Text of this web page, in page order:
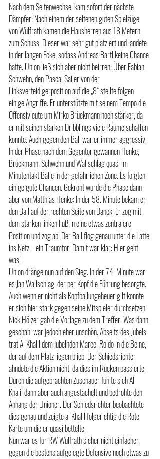
Nach dem Seitenwechsel kam sofort der nächste
Dämpfer: Nach einem der seltenen guten Spielzüge
von Wülfrath kamen die Hausherren aus 18 Metern
zum Schuss. Dieser war sehr gut platziert und landete
in der langen Ecke, sodass Andreas Bartl keine Chance
hatte. Union ließ sich aber nicht beirren: Über Fabian
Schwehn, den Pascal Sailer von der
Linksverteidigerposition auf die „8“ stellte folgen
einige Angriffe. Er unterstützte mit seinem Tempo die
Offensivleute um Mirko Brückmann noch stärker, da
er mit seinen starken Dribblings viele Räume schaffen
konnte. Auch gegen den Ball war er immer aggressiv.
In der Phase nach dem Gegentor gewannen Henke,
Brückmann, Schwehn und Wallschlag quasi im
Minutentakt Bälle in der gefährlichen Zone. Es folgten
einige gute Chancen. Gekrönt wurde die Phase dann
aber von Matthias Henke: In der 58. Minute bekam er
den Ball auf der rechten Seite von Danek. Er zog mit
dem starken linken Fuß in eine etwas zentralere
Position und zog ab! Der Ball flog genau unter die Latte
ins Netz – ein Traumtor! Damit war klar: Hier geht
was!
Union dränge nun auf den Sieg. In der 74. Minute war
es Jan Wallschlag, der per Kopf die Führung besorgte.
Auch wenn er nicht als Kopfballungeheuer gilt konnte
er sich hier stark gegen seine Mitspieler durchsetzen.
Nick Hölzer gab die Vorlage zu dem Treffer. Was dann
geschah, war jedoch eher unschön. Abseits des Jubels
trat Al Khalil dem jubelnden Marcel Roldo in die Beine,
der auf dem Platz liegen blieb. Der Schiedsrichter
ahndete die Aktion nicht, da dies im Rücken passierte.
Durch die aufgebrachten Zuschauer fühlte sich Al
Khalil dann aber auch angestachelt und bedrohte den
Anhang der Unioner. Der Schiedsrichter beobachtete
dies genau und zeigte al Khalil folgerichtig die Rote
Karte um die er quasi bettelte.
Nun war es für RW Wülfrath sicher nicht einfacher
gegen die bestens aufgelegte Defensive noch etwas zu